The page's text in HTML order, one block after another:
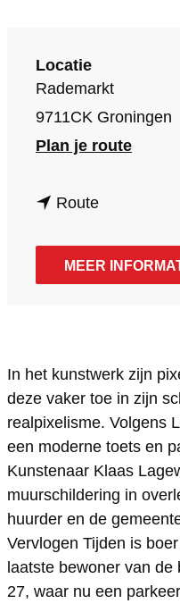
Locatie
Rademarkt
9711CK Groningen
Plan je routen
V
e
l
o
g
n
t
i
j
d
Routen
a
r
r
v
l
g
e
n
t
i
MEER
In het kunstwerk zijn
deze vaker toe in zijn
realpixelisme. Volgens
een moderne toets en
Kunstenaar Klaas
muurschildering in
huurder en de
Vervlogen Tijden is
laatste bewoner van
27, waar nu een